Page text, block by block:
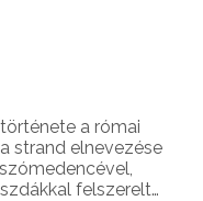
a római
strand elnevezése
felszerelt